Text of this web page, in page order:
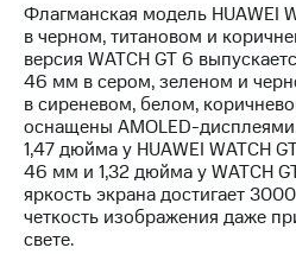
Регистратор
Реквизиты
Контакты
развитие
деловая этика
На главную
Флагманская модель HUAWEI
в черном, титановом и
версия WATCH GT 6
46 мм в сером, зеленом и
в сиреневом, белом,
оснащены AMOLED-
1,47 дюйма у HUAWEI WATCH
46 мм и 1,32 дюйма у WATCH
яркость экрана достигает
четкость изображения даже
свете.